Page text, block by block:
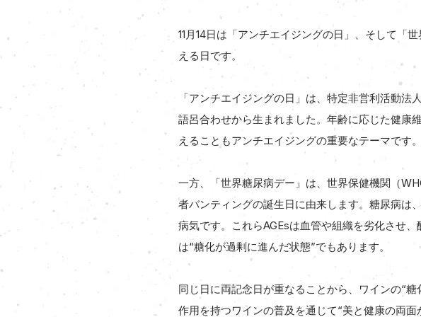
11月14日は「アンチエイジングの日」、そして「
える日です。
「アンチエイジングの日」は、特定非営利活動法
語呂合わせから生まれました。年齢に応じた健康
えることもアンチエイジングの重要なテーマです。
一方、「世界糖尿病デー」は、世界保健機関（
者バンティングの誕生日に由来します。糖尿病は
病気です。これらAGEsは血管や組織を劣化させ
は“糖化が過剰に進んだ状態”でもあります。
同じ日に両記念日が重なることから、ワインの“
作用を持つワインの普及を通じて“美と健康の両面